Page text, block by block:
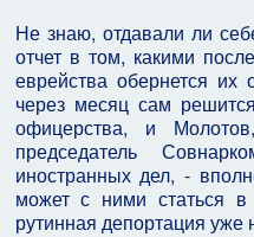
Не знаю, отдавали ли
отчет в том, какими
еврейства обернется их
через месяц сам
офицерства, и
председатель
иностранных дел, -
может с ними статься в
рутинная депортация